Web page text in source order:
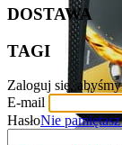
DOSTAWA
TAGI
Zaloguj się,
E-mail
HasłoNie pamiętasz